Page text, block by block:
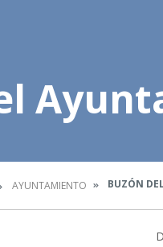
AYUNTAMIENTO BUZÓN